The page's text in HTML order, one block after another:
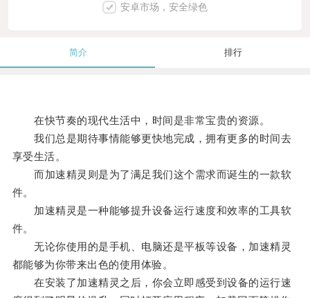
安卓市场，安全绿色
简介 排行
在快节奏的现代生活中，时间是非常宝贵的资源。
我们总是期待事情能够更快地完成，拥有更多的时间去
享受生活。
而加速精灵则是为了满足我们这个需求而诞生的一款软
件。
加速精灵是一种能够提升设备运行速度和效率的工具软
件。
无论你使用的是手机、电脑还是平板等设备，加速精灵
都能够为你带来出色的使用体验。
在安装了加速精灵之后，你会立即感受到设备的运行速